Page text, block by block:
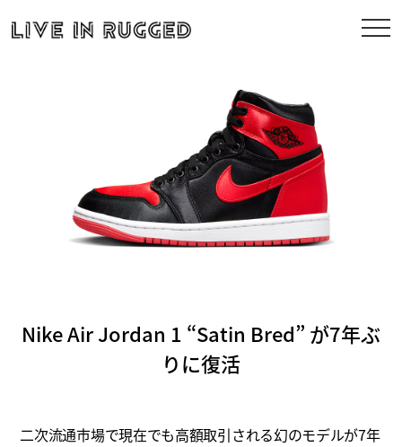
Nike Air Jordan 1 “Satin Bred” が7年ぶ
りに復活
二次流通市場で現在でも高額取引される幻のモデルが7年